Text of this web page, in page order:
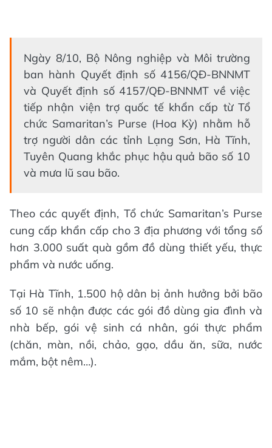
Ngày 8/10, Bộ Nông nghiệp và Môi trường
ban hành Quyết định số 4156/QĐ-BNNMT
và Quyết định số 4157/QĐ-BNNMT về việc
tiếp nhận viện trợ quốc tế khẩn cấp từ Tổ
chức Samaritan’s Purse (Hoa Kỳ) nhằm hỗ
trợ người dân các tỉnh Lạng Sơn, Hà Tĩnh,
Tuyên Quang khắc phục hậu quả bão số 10
và mưa lũ sau bão.
Theo các quyết định, Tổ chức Samaritan’s Purse
cung cấp khẩn cấp cho 3 địa phương với tổng số
hơn 3.000 suất quà gồm đồ dùng thiết yếu, thực
phẩm và nước uống.
Tại Hà Tĩnh, 1.500 hộ dân bị ảnh hưởng bởi bão
số 10 sẽ nhận được các gói đồ dùng gia đình và
nhà bếp, gói vệ sinh cá nhân, gói thực phẩm
(chăn, màn, nồi, chảo, gạo, dầu ăn, sữa, nước
mắm, bột nêm…).